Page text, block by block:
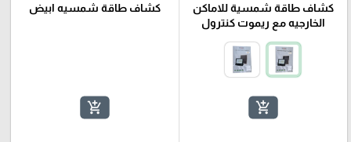
كشاف طاقة شمسية للاماكن
الخارجيه مع ريموت كنترول
add_shopping_cart
كشاف طاقة شمسيه ابيض
add_shopping_cart